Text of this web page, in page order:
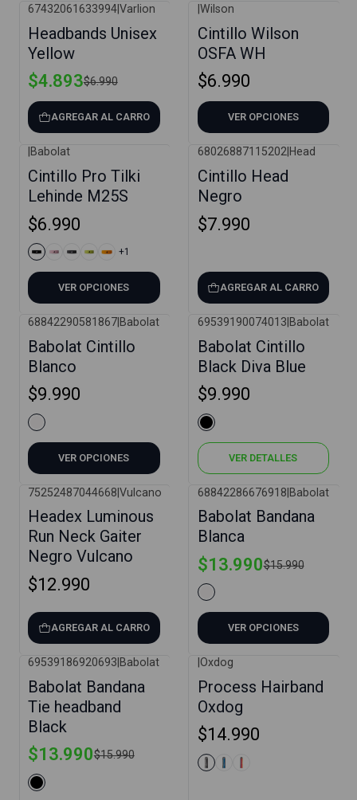
67432061633994|Varlion
Headbands Unisex
Yellow
$4.893$6.990
AGREGAR AL CARRO
Wilson
Cintillo Wilson
OSFA WH
$6.990
VER OPCIONES
Babolat
Cintillo Pro Tilki
Lehinde M25S
$6.990
+1
VER OPCIONES
68026887115202| Head
Cintillo Head
Negro
$7.990
AGREGAR AL CARRO
68842290581867| Babolat
Babolat Cintillo
Blanco
$9.990
VER OPCIONES
69539190074013 Babolat
Babolat Cintillo
Black Diva Blue
$9.990
VER DETALLES
75252487044668 Vulcano
Headex Luminous
Run Neck Gaiter
Negro Vulcano
$12.990
AGREGAR AL CARRO
68842286676918 Babolat
Babolat Bandana
Blanca
$13.990$15.990
VER OPCIONES
Agotado
69539186920693 Babolat
Babolat Bandana
Tie headband
Black
$13.990$15.990
Oxdog
Process Hairband
Oxdog
$14.990